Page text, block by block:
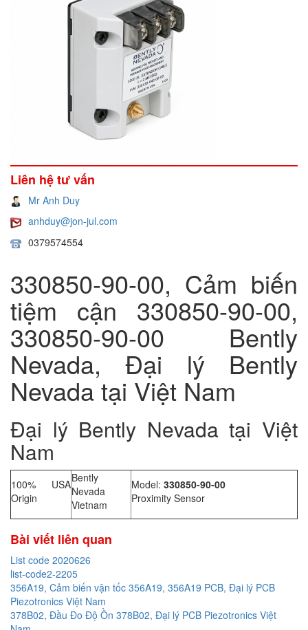
Liên hệ tư vấn
Mr Anh Duy
anhduy@jon-jul.com
0379574554
330850-90-00, Cảm biến
tiệm cận 330850-90-00,
330850-90-00 Bently
Nevada, Đại lý Bently
Nevada tại Việt Nam
Đại lý Bently Nevada tại Việt
Nam
100% USA
Origin
Bently
Nevada
Vietnam
Model: 330850-90-00
Proximity Sensor
Bài viết liên quan
List code 2020626
list-code2-2205
356A19, Cảm biến vận tốc 356A19, 356A19 PCB, Đại lý PCB
Piezotronics Việt Nam
378B02, Đầu Đo Độ Ồn 378B02, Đại lý PCB Piezotronics Việt